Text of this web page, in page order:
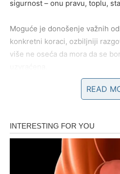
sigurnost – onu pravu, toplu,
Moguće je donošenje važnih
konkretni koraci, ozbiljniji
više ne oseća da mora da se
Ako ste slobodni
Sudbina može doneti osobu
poznatosti. Kao da je znate od
prepoznaje pre nego razum.
ranjivost, ko razume vaše
READ